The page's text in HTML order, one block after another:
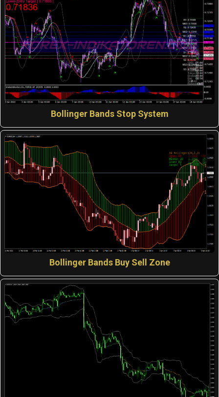
Bollinger Bands Stop System
Bollinger Bands Buy Sell Zone